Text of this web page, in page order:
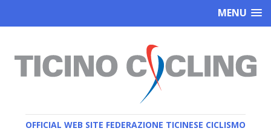
MENU
OFFICIAL WEB SITE FEDERAZIONE TICINESE CICLISMO